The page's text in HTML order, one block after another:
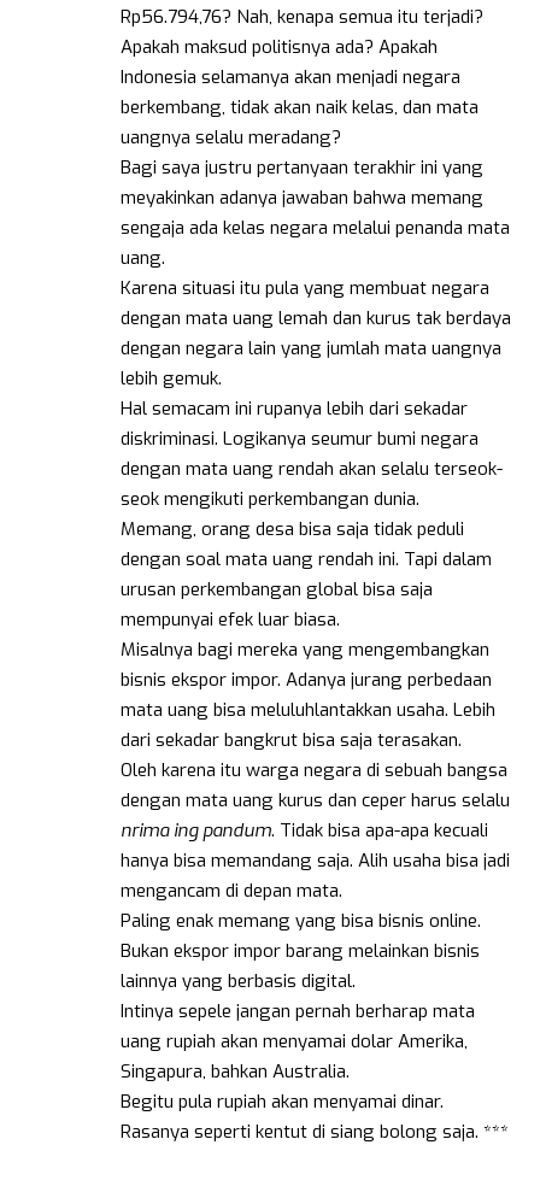
Rp56.794,76? Nah, kenapa semua itu terjadi?
Apakah maksud politisnya ada? Apakah
Indonesia selamanya akan menjadi negara
berkembang, tidak akan naik kelas, dan mata
uangnya selalu meradang?
Bagi saya justru pertanyaan terakhir ini yang
meyakinkan adanya jawaban bahwa memang
sengaja ada kelas negara melalui penanda mata
uang.
Karena situasi itu pula yang membuat negara
dengan mata uang lemah dan kurus tak berdaya
dengan negara lain yang jumlah mata uangnya
lebih gemuk.
Hal semacam ini rupanya lebih dari sekadar
diskriminasi. Logikanya seumur bumi negara
dengan mata uang rendah akan selalu terseok-
seok mengikuti perkembangan dunia.
Memang, orang desa bisa saja tidak peduli
dengan soal mata uang rendah ini. Tapi dalam
urusan perkembangan global bisa saja
mempunyai efek luar biasa.
Misalnya bagi mereka yang mengembangkan
bisnis ekspor impor. Adanya jurang perbedaan
mata uang bisa meluluhlantakkan usaha. Lebih
dari sekadar bangkrut bisa saja terasakan.
Oleh karena itu warga negara di sebuah bangsa
dengan mata uang kurus dan ceper harus selalu
nrima ing pandum. Tidak bisa apa-apa kecuali
hanya bisa memandang saja. Alih usaha bisa jadi
mengancam di depan mata.
Paling enak memang yang bisa bisnis online.
Bukan ekspor impor barang melainkan bisnis
lainnya yang berbasis digital.
Intinya sepele jangan pernah berharap mata
uang rupiah akan menyamai dolar Amerika,
Singapura, bahkan Australia.
Begitu pula rupiah akan menyamai dinar.
Rasanya seperti kentut di siang bolong saja. ***